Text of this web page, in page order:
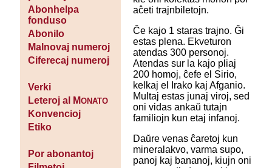
Abonhelpa
fonduso
Abonilo
Malnovaj numeroj
Ciferecaj numeroj
Verki
Leteroj al MONATO
Konvencioj
Etiko
Por abonantoj
aĉeti trajnbiletojn.
Ĉe kajo 1 staras trajno. Ĝi
estas plena. Ekveturon
atendas 300 personoj.
Atendas sur la kajo pliaj
200 homoj, ĉefe el Sirio,
kelkaj el Irako kaj Afganio.
Multaj estas junaj viroj, sed
oni vidas ankaŭ tutajn
familiojn kun etaj infanoj.
Daŭre venas ĉaretoj kun
mineralakvo, varma supo,
panoj kaj bananoj, kiujn oni